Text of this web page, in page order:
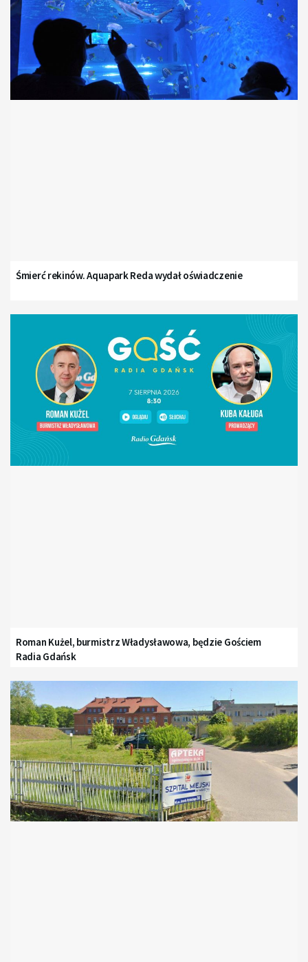
Śmierć rekinów. Aquapark Reda wydał oświadczenie
Roman Kużel, burmistrz Władysławowa, będzie Gościem
Radia Gdańsk